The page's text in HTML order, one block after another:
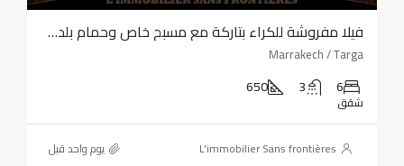
فيلا مفروشة للكراء بتاركة مع مسبح خاص وحمام بلدي وساونا
Marrakech / Targa
6
3
650
شقق
L'immobilier Sans frontières ‏يوم واحد قبل